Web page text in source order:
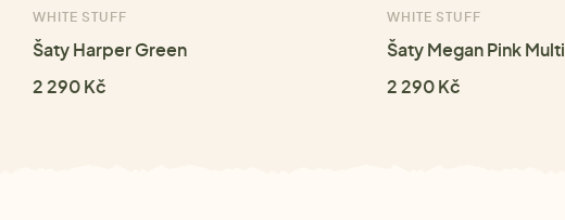
WHITE STUFF
Šaty Harper Green
2 290 Kč
WHITE STUFF
Šaty Megan Pink Multi
2 290 Kč